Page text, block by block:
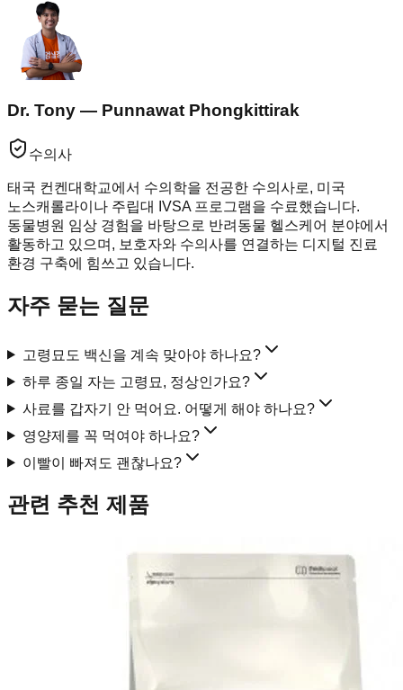
Dr. Tony — Punnawat Phongkittirak
수의사
태국 컨켄대학교에서 수의학을 전공한 수의사로, 미국
노스캐롤라이나 주립대 IVSA 프로그램을 수료했습니다.
동물병원 임상 경험을 바탕으로 반려동물 헬스케어 분야에서
활동하고 있으며, 보호자와 수의사를 연결하는 디지털 진료
환경 구축에 힘쓰고 있습니다.
자주 묻는 질문
고령묘도 백신을 계속 맞아야 하나요?
하루 종일 자는 고령묘, 정상인가요?
사료를 갑자기 안 먹어요. 어떻게 해야 하나요?
영양제를 꼭 먹여야 하나요?
이빨이 빠져도 괜찮나요?
관련 추천 제품